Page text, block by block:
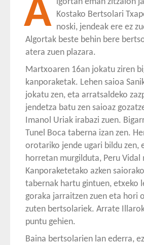
A Kostako Bertsolari
noski, jendeak ere ez
Algortak beste behin bere
atera zuen plazara.
Martxoaren 16an jokatu ziren
kanporaketak. Lehen saioa
jokatu zen, eta arratsaldeko
jendetza batu zen saioaz
Imanol Uriak irabazi zuen.
Tunel Boca taberna izan zen.
orotariko jende ugari bildu zen,
horretan murgilduta, Peru Vidal
Kanporaketetako azken
tabernak hartu gintuen, etxeko
goraka jarraitzen zuen eta hori
zuten bertsolariek. Arrate
puntu gehien.
Baina bertsolarien lan ederra,